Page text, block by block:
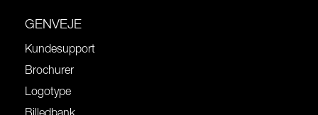
GENVEJE
Kundesupport
Brochurer
Logotype